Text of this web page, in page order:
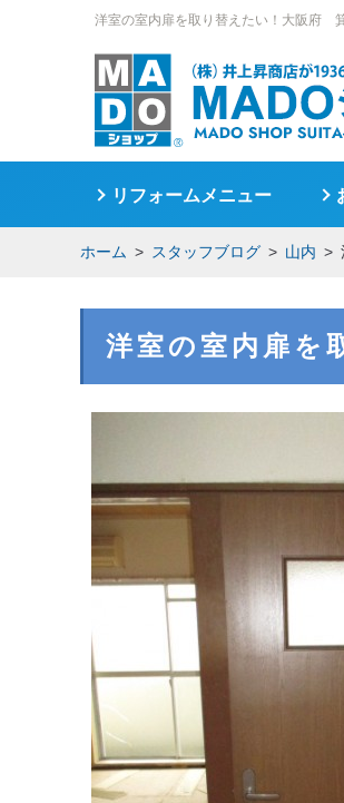
洋室の室内扉を取り替えたい！大阪府
ホーム スタッフブログ 山内
リフォームメニュー
洋室の室内扉を